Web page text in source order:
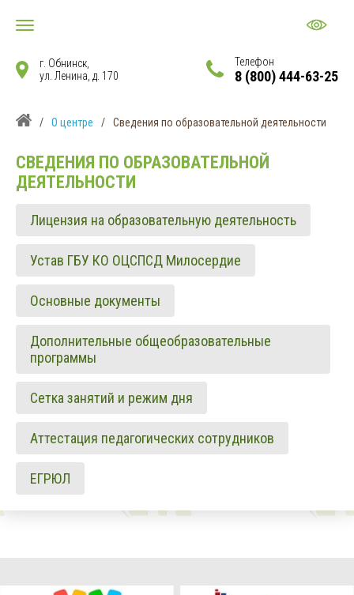
г. Обнинск,
ул. Ленина, д. 170
Телефон
8 (800) 444-63-25
/ О центре / Сведения по образовательной деятельности
СВЕДЕНИЯ ПО ОБРАЗОВАТЕЛЬНОЙ
ДЕЯТЕЛЬНОСТИ
Лицензия на образовательную деятельность
Устав ГБУ КО ОЦСПСД Милосердие
Основные документы
Дополнительные общеобразовательные
программы
Сетка занятий и режим дня
Аттестация педагогических сотрудников
ЕГРЮЛ